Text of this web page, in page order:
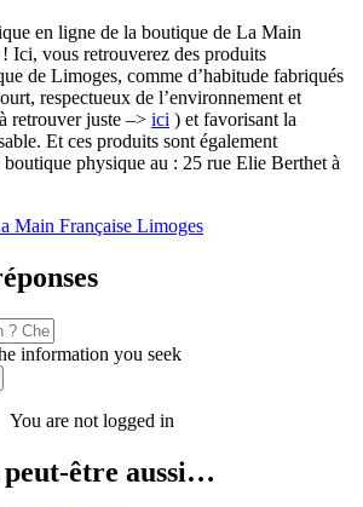
en ligne de la boutique de La Main
Ici, vous retrouverez des produits
de Limoges, comme d’habitude fabriqués
respectueux de l’environnement et
retrouver juste –> ici ) et favorisant la
Et ces produits sont également
physique au : 25 rue Elie Berthet à
Main Française Limoges
information you seek
You are not logged in
peut-être aussi…